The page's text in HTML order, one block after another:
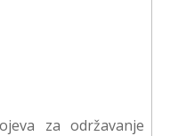
za održavanje